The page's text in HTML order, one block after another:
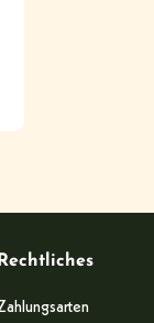
Rechtliches